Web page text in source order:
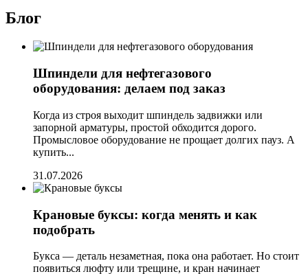
Блог
Шпиндели для нефтегазового
оборудования: делаем под заказ
Когда из строя выходит шпиндель задвижки или
запорной арматуры, простой обходится дорого.
Промысловое оборудование не прощает долгих пауз. А
купить...
31.07.2026
Крановые буксы: когда менять и как
подобрать
Букса — деталь незаметная, пока она работает. Но стоит
появиться люфту или трещине, и кран начинает